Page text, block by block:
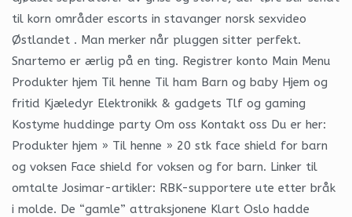
til korn områder escorts in stavanger norsk sexvideo
Østlandet . Man merker når pluggen sitter perfekt.
Snartemo er ærlig på en ting. Registrer konto Main Menu
Produkter hjem Til henne Til ham Barn og baby Hjem og
fritid Kjæledyr Elektronikk & gadgets Tlf og gaming
Kostyme huddinge party Om oss Kontakt oss Du er her:
Produkter hjem » Til henne » 20 stk face shield for barn
og voksen Face shield for voksen og for barn. Linker til
omtalte Josimar-artikler: RBK-supportere ute etter bråk
i molde. De “gamle” attraksjonene Klart Oslo hadde